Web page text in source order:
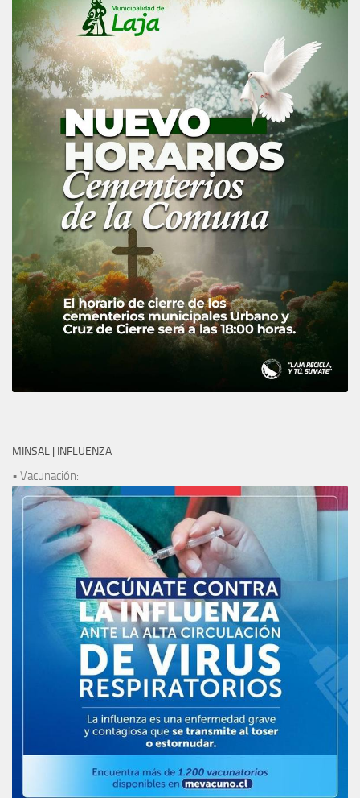
MINSAL | INFLUENZA
• Vacunación: